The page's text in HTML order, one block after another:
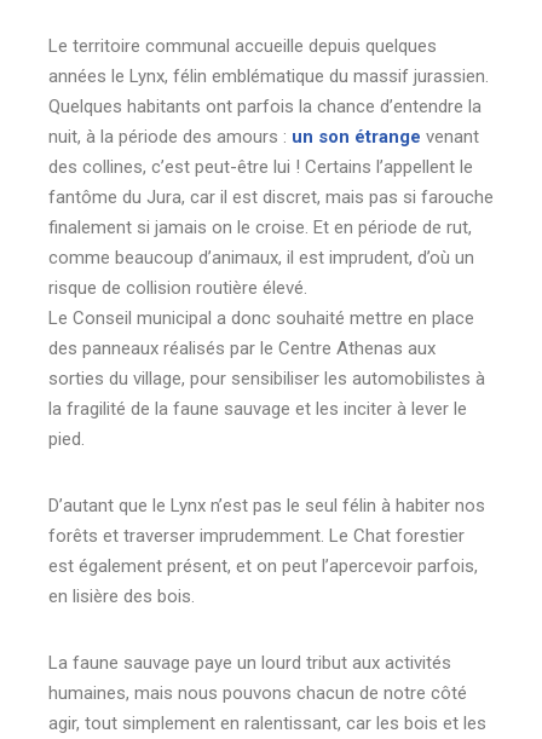
Le territoire communal accueille depuis quelques
années le Lynx, félin emblématique du massif jurassien.
Quelques habitants ont parfois la chance d’entendre la
nuit, à la période des amours : un son étrange venant
des collines, c’est peut-être lui ! Certains l’appellent le
fantôme du Jura, car il est discret, mais pas si farouche
finalement si jamais on le croise. Et en période de rut,
comme beaucoup d’animaux, il est imprudent, d’où un
risque de collision routière élevé.
Le Conseil municipal a donc souhaité mettre en place
des panneaux réalisés par le Centre Athenas aux
sorties du village, pour sensibiliser les automobilistes à
la fragilité de la faune sauvage et les inciter à lever le
pied.
D’autant que le Lynx n’est pas le seul félin à habiter nos
forêts et traverser imprudemment. Le Chat forestier
est également présent, et on peut l’apercevoir parfois,
en lisière des bois.
La faune sauvage paye un lourd tribut aux activités
humaines, mais nous pouvons chacun de notre côté
agir, tout simplement en ralentissant, car les bois et les